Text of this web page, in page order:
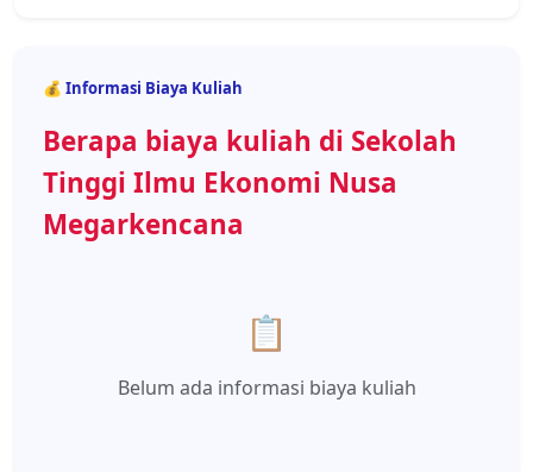
💰 Informasi Biaya Kuliah
Berapa biaya kuliah di Sekolah
Tinggi Ilmu Ekonomi Nusa
Megarkencana
📋
Belum ada informasi biaya kuliah